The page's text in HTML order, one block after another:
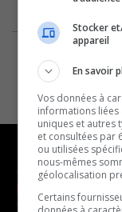
NOUVELLES
Stocker
appareil
En savoir
Vos données à
informations
uniques et autres
et consultées par
ou utilisées
nous-mêmes
géolocalisation
Certains